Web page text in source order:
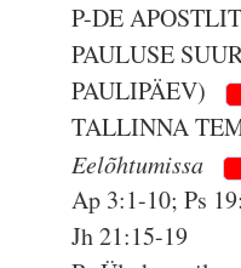
P-DE
PAULUSE
PAULIPÄEV)
TALLINNA
Eelõhtumissa
Ap 3:1-10; Ps
Jh 21:15-19